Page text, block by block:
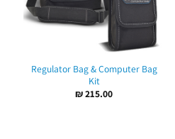
Regulator Bag & Computer Bag
Kit
₪215.00